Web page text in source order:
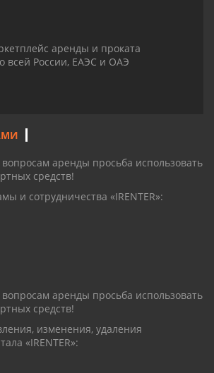
аренды и проката
всей России, ЕАЭС и ОАЭ
аренды просьба использовать
средств!
и сотрудничества «IRENTER»:
аренды просьба использовать
средств!
изменения, удаления
«IRENTER»: